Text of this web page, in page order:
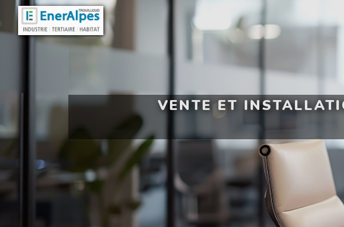
VENTE ET
Panneau de gestion des cookies